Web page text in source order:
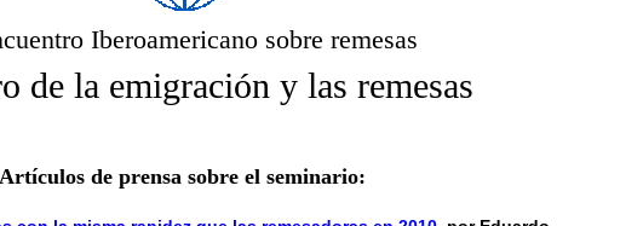
Iberoamericano sobre remesas
de la emigración y las remesas
Artículos de prensa sobre el seminario: